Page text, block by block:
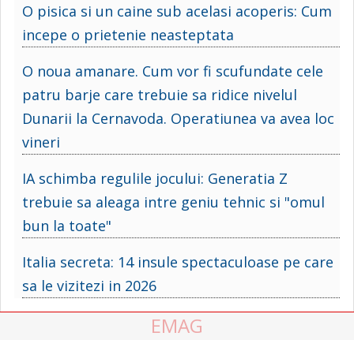
O pisica si un caine sub acelasi acoperis: Cum
incepe o prietenie neasteptata
O noua amanare. Cum vor fi scufundate cele
patru barje care trebuie sa ridice nivelul
Dunarii la Cernavoda. Operatiunea va avea loc
vineri
IA schimba regulile jocului: Generatia Z
trebuie sa aleaga intre geniu tehnic si "omul
bun la toate"
Italia secreta: 14 insule spectaculoase pe care
sa le vizitezi in 2026
EMAG